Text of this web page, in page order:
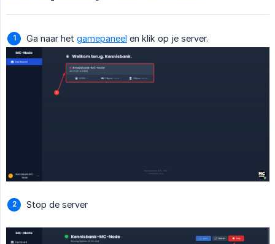
Ga naar het gamepaneel en klik op je server.
Stop de server